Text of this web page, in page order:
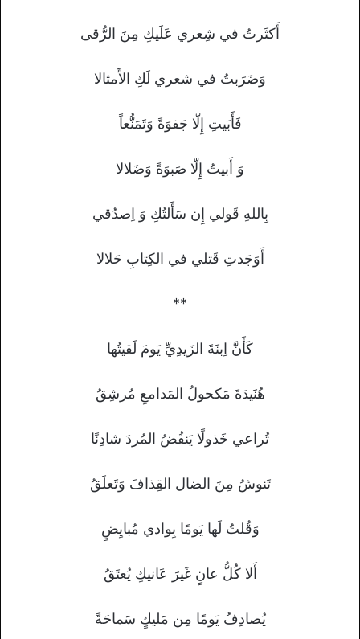
أَكثَرتُ في شِعري عَلَيكِ مِنَ الرُّقى
وَضَرَبتُ في شعري لَكِ الأَمثالا
فَأَبَيتِ إِلّا جَفوَةً وَتَمَنُّعاً
وَ أَبيتُ إِلّا صَبوَةً وَضَلالا
بِاللهِ قَولي إِن سَأَلتُكِ وَ اِصدُقي
أَوَجَدتِ قَتلي في الكِتابِ حَلالا
**
كَأَنَّ اِبنَةَ الزَيدِيِّ يَومَ لَقيتُها
هُنَيدَةَ مَكحولُ المَدامعِ مُرشِقُ
تُراعي خَذولًا يَنفُضُ المُردَ شادِنًا
تَنوشُ مِنَ الضال القِذافَ وَتَعلَقُ
وَقُلتُ لَها يَومًا بِوادي مُبايِضٍ
أَلا كُلُّ عانٍ غَيرَ عَانيكِ يُعتَقُ
يُصادِفُ يَومًا مِن مَليكٍ سَماحَةً